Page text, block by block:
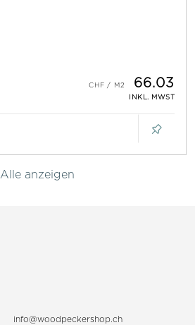
66.03
INKL. MWST
Alle anzeigen
info@woodpeckershop.ch